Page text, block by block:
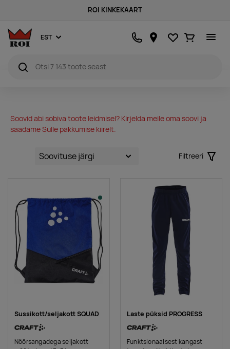
ROI KINKEKAART
EST Lemmikud
Ostukorv
Soovid abi sobiva toote leidmisel? Kirjelda meile oma soovi ja
saadame Sulle pakkumise kiirelt.
Filtreeri
Filter
Sussikott/seljakott SQUAD
Nöörsangadega seljakott
Laste püksid PROGRESS
Funktsionaalsest kangast